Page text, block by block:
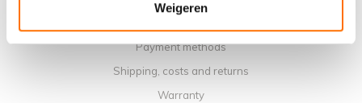
Weigeren
Payment methods
Shipping, costs and returns
Warranty